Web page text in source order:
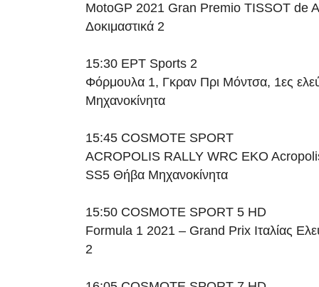
MotoGP 2021 Gran Premio TISSOT de
Δοκιμαστικά 2
15:30 ΕΡΤ Sports 2
Φόρμουλα 1, Γκραν Πρι Μόντσα, 1ες
Μηχανοκίνητα
15:45 COSMOTE SPORT
ACROPOLIS RALLY WRC EKO
SS5 Θήβα Μηχανοκίνητα
15:50 COSMOTE SPORT 5 HD
Formula 1 2021 – Grand Prix Ιταλίας
2